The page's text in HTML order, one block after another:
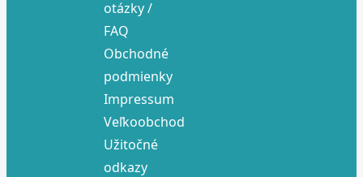
otázky /
FAQ
Obchodné
podmienky
Impressum
Veľkoobchod
Užitočné
odkazy